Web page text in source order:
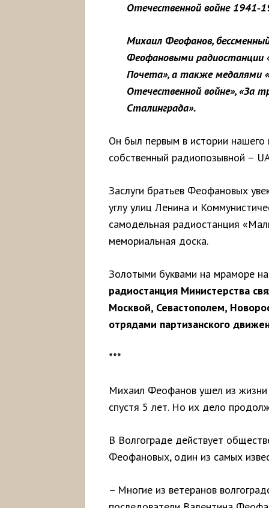
Отечественной войне 1941
Михаил Феофанов,
Феофановыми радиостанции
Почета», а также медалями
Отечественной войне», «За
Сталинграда».
Он был первым в истории
собственный радиопозывной –
Заслуги братьев Феофановых
углу улиц Ленина и
самодельная радиостанция
мемориальная доска.
Золотыми буквами на мраморе
радиостанция Министерства
Москвой, Севастополем,
отрядами партизанского
***
Михаил Феофанов ушел из жизни
спустя 5 лет. Но их дело
В Волгограде действует
Феофановых, один из самых
– Многие из ветеранов